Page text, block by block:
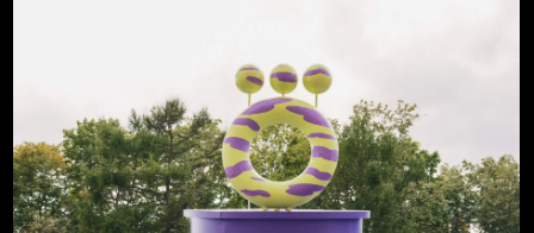
Креативный директор: Мария Азарова
Исполнительные продюсеры: Дарья
Шкуренко, Ольга Китаева
Руководитель проекта: Виктория
Карпенко